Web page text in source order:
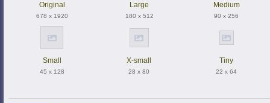
Original
678 x 1920
Large
180 x 512
Medium
90 x 256
Small
45 x 128
X-small
28 x 80
Tiny
22 x 64